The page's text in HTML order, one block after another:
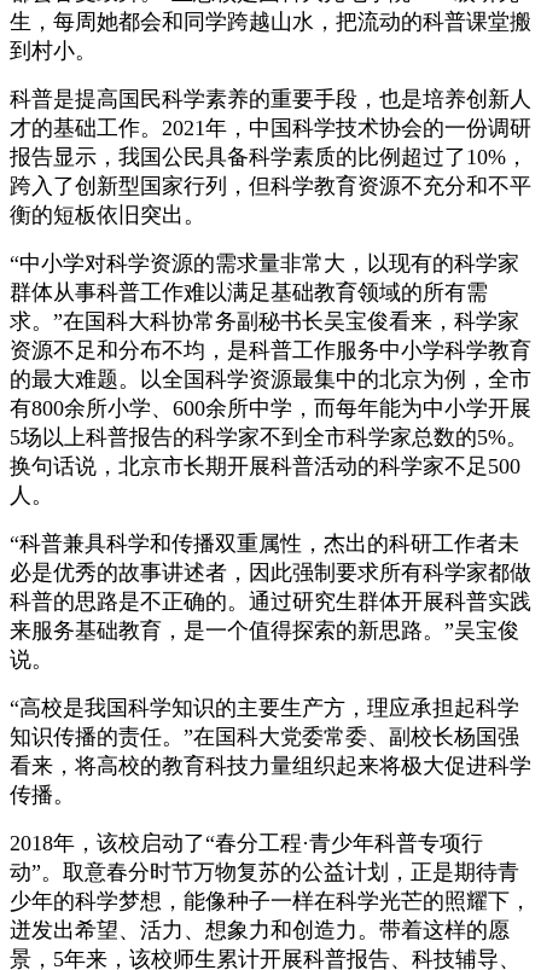
生，每周她都会和同学跨越山水，把流动的科普课堂搬
到村小。
科普是提高国民科学素养的重要手段，也是培养创新人
才的基础工作。2021年，中国科学技术协会的一份调研
报告显示，我国公民具备科学素质的比例超过了10%，
跨入了创新型国家行列，但科学教育资源不充分和不平
衡的短板依旧突出。
“中小学对科学资源的需求量非常大，以现有的科学家
群体从事科普工作难以满足基础教育领域的所有需
求。”在国科大科协常务副秘书长吴宝俊看来，科学家
资源不足和分布不均，是科普工作服务中小学科学教育
的最大难题。以全国科学资源最集中的北京为例，全市
有800余所小学、600余所中学，而每年能为中小学开展
5场以上科普报告的科学家不到全市科学家总数的5%。
换句话说，北京市长期开展科普活动的科学家不足500
人。
“科普兼具科学和传播双重属性，杰出的科研工作者未
必是优秀的故事讲述者，因此强制要求所有科学家都做
科普的思路是不正确的。通过研究生群体开展科普实践
来服务基础教育，是一个值得探索的新思路。”吴宝俊
说。
“高校是我国科学知识的主要生产方，理应承担起科学
知识传播的责任。”在国科大党委常委、副校长杨国强
看来，将高校的教育科技力量组织起来将极大促进科学
传播。
2018年，该校启动了“春分工程·青少年科普专项行
动”。取意春分时节万物复苏的公益计划，正是期待青
少年的科学梦想，能像种子一样在科学光芒的照耀下，
迸发出希望、活力、想象力和创造力。带着这样的愿
景，5年来，该校师生累计开展科普报告、科技辅导、